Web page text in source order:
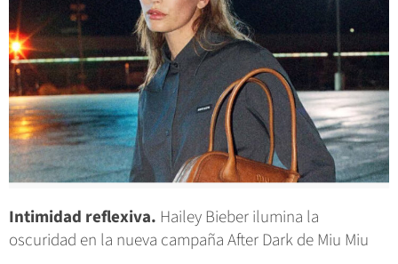
Intimidad reflexiva. Hailey Bieber ilumina la
oscuridad en la nueva campaña After Dark de Miu Miu